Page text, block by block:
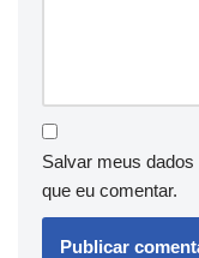
Salvar meus
que eu comentar.